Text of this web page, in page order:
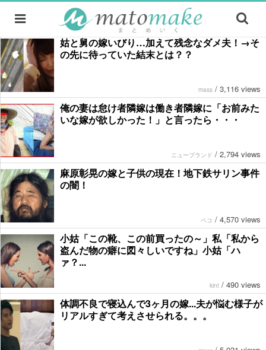
姑と舅の嫁いびり…加えて残念なダメ夫！→そ
の先に待っていた結末とは？？
mass / 3,116 views
俺の妻は怠け者隣嫁は働き者隣嫁に「お前みた
いな嫁が欲しかった！」と言ったら・・・
ニューブランド / 2,794 views
麻原彰晃の嫁と子供の現在！地下鉄サリン事件
の闇！
ペコ / 4,570 views
小姑「この靴、この前買ったの～」私「私から
盗んだ物の癖に図々しいですね」小姑「ハ
ァ？...
kint / 490 views
体調不良で寝込んで3ヶ月の嫁...夫が悩む様子が
リアルすぎて考えさせられる。。。